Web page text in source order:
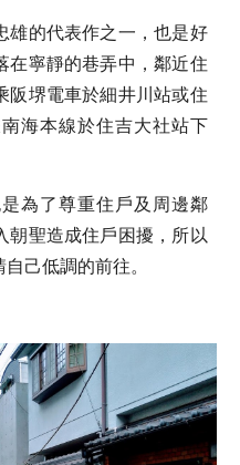
雄的代表作之一，也是好
在寧靜的巷弄中，鄰近住
阪堺電車於細井川站或住
海本線於住吉大社站下
為了尊重住戶及周邊鄰
朝聖造成住戶困擾，所以
己低調的前往。